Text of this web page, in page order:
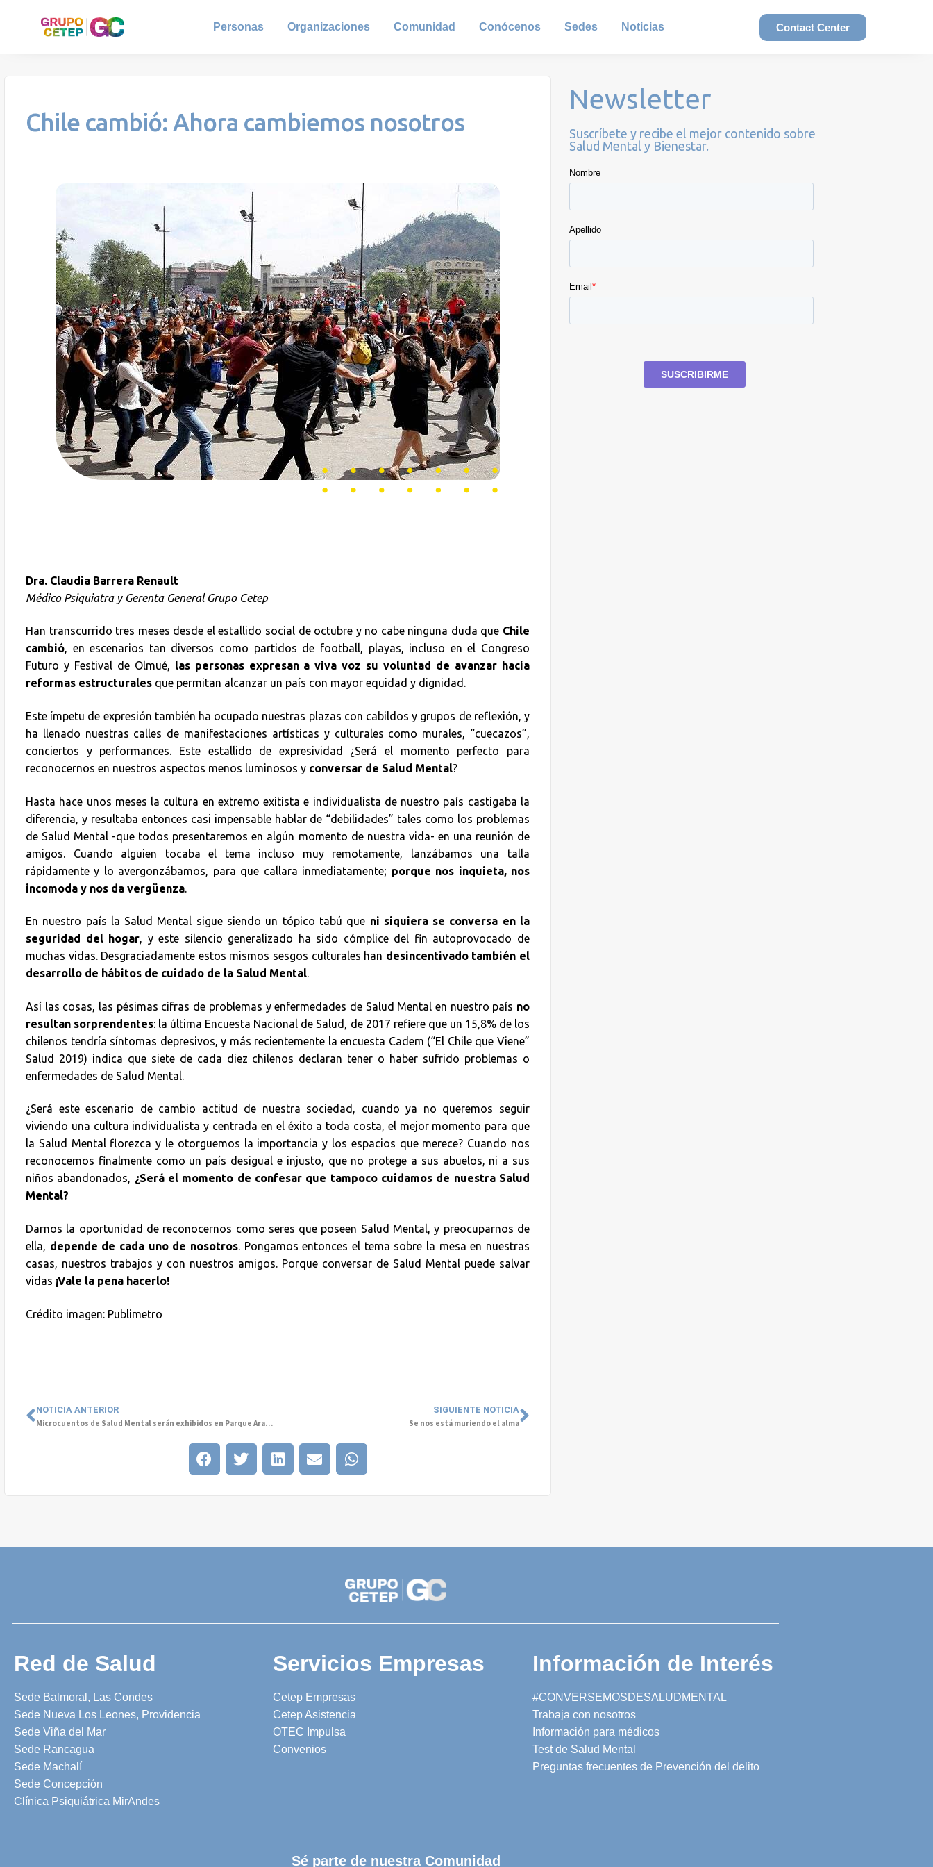
Personas Organizaciones Comunidad Conócenos Sedes Noticias Contact Center
Chile cambió: Ahora cambiemos nosotros
Dra. Claudia Barrera Renault
Médico Psiquiatra y Gerenta General Grupo Cetep
Han transcurrido tres meses desde el estallido social de octubre y no cabe ninguna duda que Chile
cambió, en escenarios tan diversos como partidos de football, playas, incluso en el Congreso
Futuro y Festival de Olmué, las personas expresan a viva voz su voluntad de avanzar hacia
reformas estructurales que permitan alcanzar un país con mayor equidad y dignidad.
Este ímpetu de expresión también ha ocupado nuestras plazas con cabildos y grupos de reflexión, y
ha llenado nuestras calles de manifestaciones artísticas y culturales como murales, “cuecazos”,
conciertos y performances. Este estallido de expresividad ¿Será el momento perfecto para
reconocernos en nuestros aspectos menos luminosos y conversar de Salud Mental?
Hasta hace unos meses la cultura en extremo exitista e individualista de nuestro país castigaba la
diferencia, y resultaba entonces casi impensable hablar de “debilidades” tales como los problemas
de Salud Mental -que todos presentaremos en algún momento de nuestra vida- en una reunión de
amigos. Cuando alguien tocaba el tema incluso muy remotamente, lanzábamos una talla
rápidamente y lo avergonzábamos, para que callara inmediatamente; porque nos inquieta, nos
incomoda y nos da vergüenza
En nuestro país la Salud Mental sigue siendo un tópico tabú que ni siquiera se conversa en la
seguridad del hogar, y este silencio generalizado ha sido cómplice del fin autoprovocado de
muchas vidas. Desgraciadamente estos mismos sesgos culturales han desincentivado también el
desarrollo de hábitos de cuidado de la Salud Mental.
Así las cosas, las pésimas cifras de problemas y enfermedades de Salud Mental en nuestro país no
resultan sorprendentes: la última Encuesta Nacional de Salud, de 2017 refiere que un 15,8% de los
chilenos tendría síntomas depresivos, y más recientemente la encuesta Cadem (“El Chile que Viene”
Salud 2019) indica que siete de cada diez chilenos declaran tener o haber sufrido problemas o
enfermedades de Salud Mental.
¿Será este escenario de cambio actitud de nuestra sociedad, cuando ya no queremos seguir
viviendo una cultura individualista y centrada en el éxito a toda costa, el mejor momento para que
la Salud Mental florezca y le otorguemos la importancia y los espacios que merece? Cuando nos
reconocemos finalmente como un país desigual e injusto, que no protege a sus abuelos, ni a sus
niños abandonados, ¿Será el momento de confesar que tampoco cuidamos de nuestra Salud
Mental?
Darnos la oportunidad de reconocernos como seres que poseen Salud Mental, y preocuparnos de
ella, depende de cada uno de nosotros. Pongamos entonces el tema sobre la mesa en nuestras
casas, nuestros trabajos y con nuestros amigos. Porque conversar de Salud Mental puede salvar
vidas ¡Vale la pena hacerlo!
Crédito imagen: Publimetro
NOTICIA ANTERIOR
Microcuentos de Salud Mental serán exhibidos en Parque Araucano
SIGUIENTE NOTICIA
Se nos está muriendo el alma
Newsletter
Suscríbete y recibe el mejor contenido sobre
Salud Mental y Bienestar.
Red de Salud
Sede Balmoral, Las Condes
Sede Nueva Los Leones, Providencia
Sede Viña del Mar
Sede Rancagua
Sede Machalí
Sede Concepción
Clínica Psiquiátrica MirAndes
Servicios Empresas
Cetep Empresas
Cetep Asistencia
OTEC Impulsa
Convenios
Información de Interés
#CONVERSEMOSDESALUDMENTAL
Trabaja con nosotros
Información para médicos
Test de Salud Mental
Preguntas frecuentes de Prevención del delito
Sé parte de nuestra Comunidad